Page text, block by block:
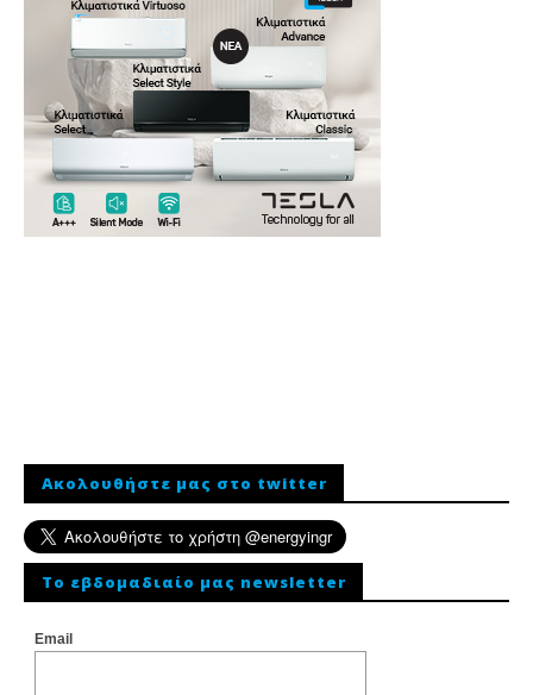
Ακολουθήστε μας στο twitter
To εβδομαδιαίο μας newsletter
Email